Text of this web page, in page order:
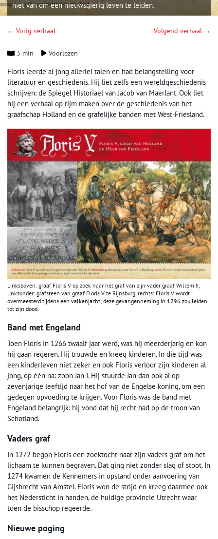
niet van om een nieuwsgierig leven te leiden.
← Vorig verhaal Volgend verhaal →
3 min Voorlezen
Floris leerde al jong allerlei talen en had belangstelling voor
literatuur en geschiedenis. Hij liet zelfs een wereldgeschiedenis
schrijven: de Spiegel Historiael van Jacob van Maerlant. Ook liet
hij een verhaal op rijm maken over de geschiedenis van het
graafschap Holland en de grafelijke banden met West-Friesland.
Linksboven: graaf Floris V op zoek naar het graf van zijn vader graaf Willem II,
linksonder: grafsteen van graaf Floris V te Rijnsburg, rechts: Floris V wordt
overmeesterd tijdens een valkenjacht; deze gevangenneming in 1296 zou leiden
tot zijn dood.
Band met Engeland
Toen Floris in 1266 twaalf jaar werd, was hij meerderjarig en kon
hij gaan regeren. Hij trouwde en kreeg kinderen. In die tijd was
een kinderleven niet zeker en ook Floris verloor zijn kinderen al
jong, op één na: zoon Jan I. Hij stuurde Jan dan ook al op
zevenjarige leeftijd naar het hof van de Engelse koning, om een
gedegen opvoeding te krijgen. Voor Floris was de band met
Engeland belangrijk: hij vond dat hij recht had op de troon van
Schotland.
Vaders graf
In 1272 begon Floris een zoektocht naar zijn vaders graf om het
lichaam te kunnen begraven. Dat ging niet zonder slag of stoot. In
1274 kwamen de Kennemers in opstand onder aanvoering van
Gijsbrecht van Amstel. Floris won de strijd en kreeg daarmee ook
het Nedersticht in handen, de huidige provincie Utrecht waar
toen de bisschop regeerde.
Nieuwe poging